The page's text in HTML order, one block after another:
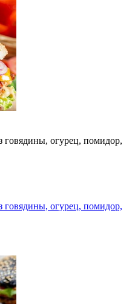
говядины, огурец, помидор,
говядины, огурец, помидор,